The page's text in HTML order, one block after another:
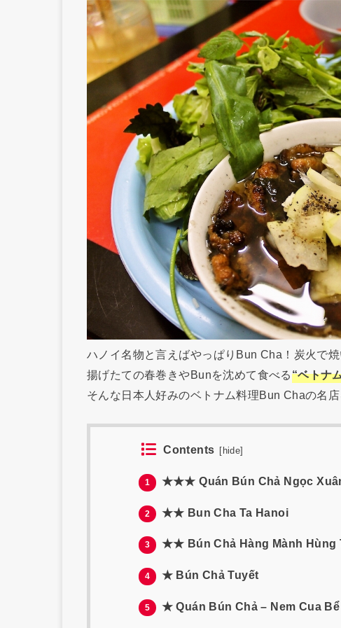
ハノイ名物と言えばやっぱりBun Cha！炭火で
揚げたての春巻きやBunを沈めて食べる“ベトナ
そんな日本人好みのベトナム料理Bun Chaの名
Contents hide
1 ★★★ Quán Bún Chả Ngọc
2 ★★ Bun Cha Ta Hanoi
3 ★★ Bún Chả Hàng Mành Hùng
4 ★ Bún Chả Tuyết
5 ★ Quán Bún Chả – Nem Cua Bể